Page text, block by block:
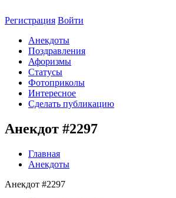
Регистрация Войти
Анекдоты
Поздравления
Афоризмы
Статусы
Фотоприколы
Интересное
Сделать публикацию
Анекдот #2297
Главная
Анекдоты
Анекдот #2297